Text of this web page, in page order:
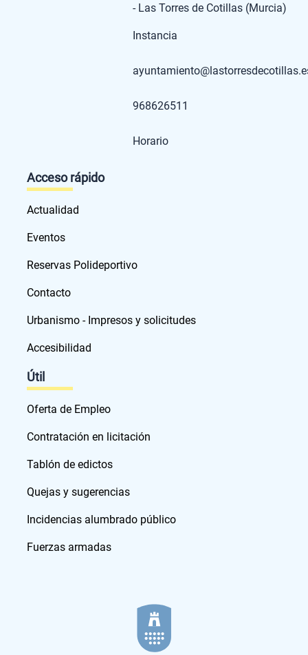
- Las Torres de Cotillas (Murcia)
Instancia
968626511
Horario
Acceso rápido
Actualidad
Eventos
Reservas Polideportivo
Contacto
Urbanismo - Impresos y solicitudes
Accesibilidad
Útil
Oferta de Empleo
Contratación en licitación
Tablón de edictos
Quejas y sugerencias
Incidencias alumbrado público
Fuerzas armadas